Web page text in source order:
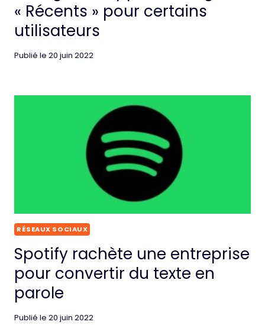
« Récents » pour certains
utilisateurs
Publié le 20 juin 2022
RÉSEAUX SOCIAUX
Spotify rachète une entreprise
pour convertir du texte en
parole
Publié le 20 juin 2022